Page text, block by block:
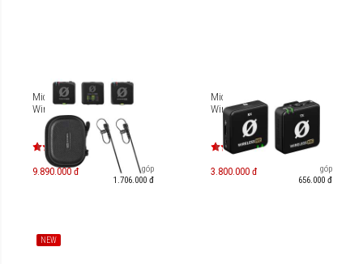
Micro không dây RODE
Wireless PRO
9.890.000 đ
Trả góp
1.706.000 đ
Micro không dây Rode
Wireless ME
3.800.000 đ
Trả góp
656.000 đ
NEW